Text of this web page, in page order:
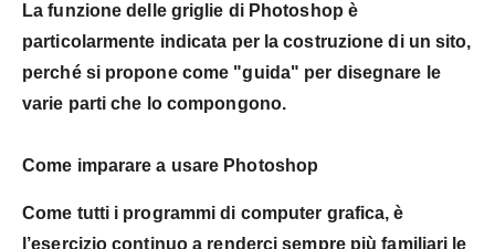
Lafunzione delle griglie di Photoshop è
particolarmente indicata per la costruzione di un sito,
perché si propone come "guida" per disegnare le
varie parti che lo compongono.
Come imparare a usare Photoshop
Come tutti i programmi di computer grafica, è
l’esercizio continuo a renderci sempre più familiari le